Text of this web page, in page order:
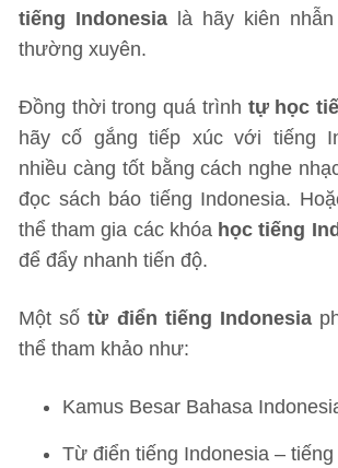
tiếng Indonesialà hãy kiên nhẫn
thường xuyên.
Đồng thời trong quá trình tự học
hãy cố gắng tiếp xúc với tiếng
nhiều càng tốt bằng cách nghe
đọc sách báo tiếng Indonesia.
thể tham gia các khóa học tiếng
để đẩy nhanh tiến độ.
Một sốtừ điển tiếng Indonesia
thể tham khảo như:
Kamus Besar Bahasa
Từ điển tiếng Indonesia –